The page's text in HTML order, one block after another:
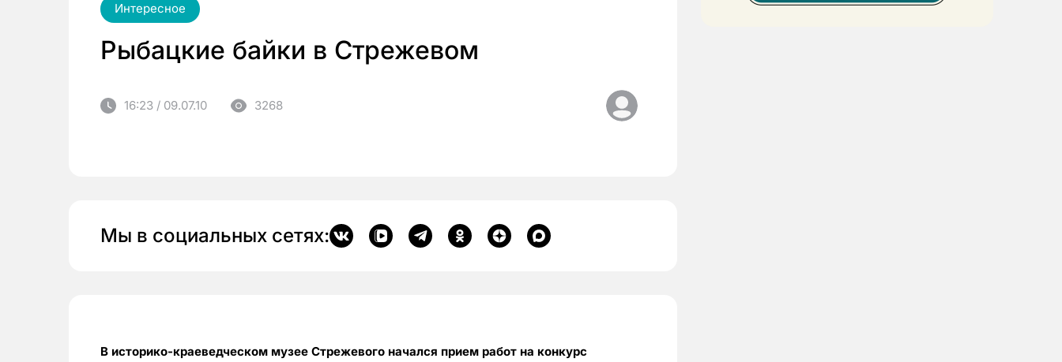
Интересное
Рыбацкие байки в Стрежевом
16:23 / 09.07.10 3268
Мы в социальных сетях:
В историко-краеведческом музее Стрежевого начался прием работ на конкурс